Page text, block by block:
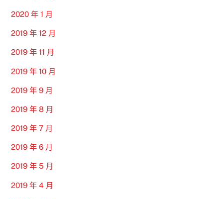
2020 年 1 月
2019 年 12 月
2019 年 11 月
2019 年 10 月
2019 年 9 月
2019 年 8 月
2019 年 7 月
2019 年 6 月
2019 年 5 月
2019 年 4 月